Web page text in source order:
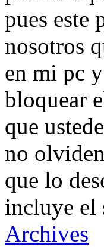
pues este
nosotros
en mi pc
bloquear
que
no
que lo
incluye el
Archives